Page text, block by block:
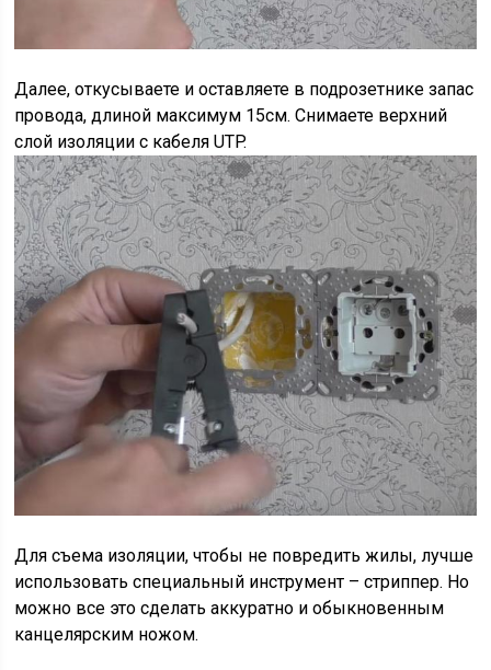
Далее, откусываете и оставляете в подрозетнике запас
провода, длиной максимум 15см. Снимаете верхний
слой изоляции с кабеля UTP.
Для съема изоляции, чтобы не повредить жилы, лучше
использовать специальный инструмент – стриппер. Но
можно все это сделать аккуратно и обыкновенным
канцелярским ножом.